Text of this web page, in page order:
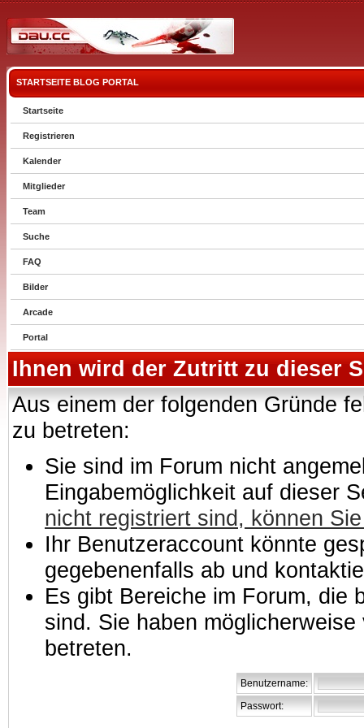
STARTSEITE BLOG PORTAL
Startseite
Registrieren
Kalender
Mitglieder
Team
Suche
FAQ
Bilder
Arcade
Portal
Ihnen wird der Zutritt zu dieser
Aus einem der folgenden Gründe
zu betreten:
Sie sind im Forum nicht
Eingabemöglichkeit auf dieser
nicht registriert sind, können
Ihr Benutzeraccount könnte
gegebenenfalls ab und
Es gibt Bereiche im Forum, die
sind. Sie haben
betreten.
Benutzername:
Passwort: